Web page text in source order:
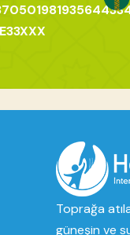
Toprağa
güneşin ve